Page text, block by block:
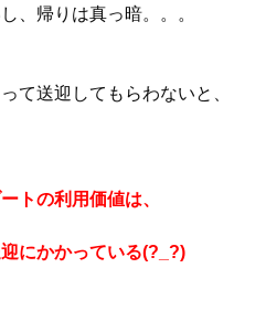
、帰りは真っ暗。。。
て送迎してもらわないと、
トの利用価値は、
にかかっている(?_?)